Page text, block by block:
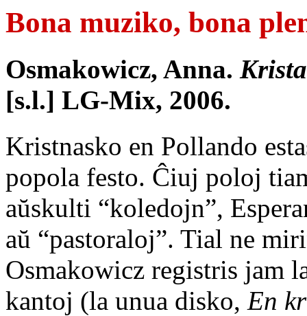
Bona muziko, bona
Osmakowicz, Anna.
[s.l.] LG-Mix, 2006.
Kristnasko en Pollando
popola festo. Ĉiuj poloj
aŭskulti “koledojn”,
aŭ “pastoraloj”. Tial ne
Osmakowicz registris jam
kantoj (la unua disko, En